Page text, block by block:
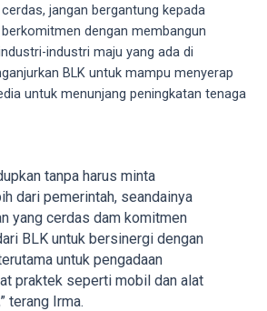
jangan bergantung kepada
dengan membangun
industri maju yang ada di
BLK untuk mampu menyerap
untuk menunjang peningkatan tenaga
tanpa harus minta
dari pemerintah, seandainya
yang cerdas dam komitmen
BLK untuk bersinergi dengan
untuk pengadaan
praktek seperti mobil dan alat
terang Irma.